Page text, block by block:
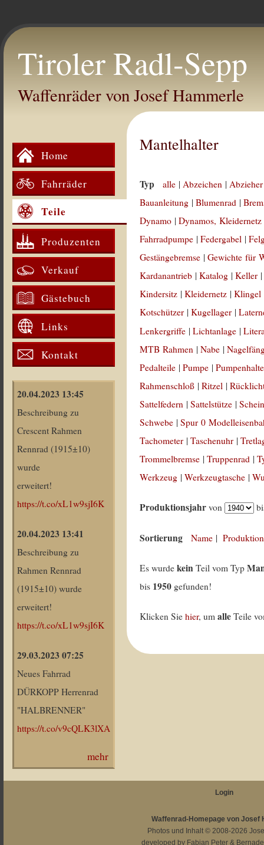
Tiroler Radl-Sepp
Waffenräder von Josef Hammerle
Home
Fahrräder
Teile
Produzenten
Verkauf
Gästebuch
Links
Kontakt
20.04.2023 13:45
Beschreibung zu
Crescent Rahmen
Rennrad (1915±10)
wurde
erweitert!
https://t.co/xL1w9sjI6K
20.04.2023 13:41
Beschreibung zu
Rahmen Rennrad
(1915±10) wurde
erweitert!
https://t.co/xL1w9sjI6K
29.03.2023 07:25
Neues Fahrrad
DÜRKOPP Herrenrad
"HALBRENNER"
https://t.co/v9cQLK3lXA
mehr
Mantelhalter
Typ alle |Abzeichen |
Bauanleitung |Blumenrad |
Dynamo |Dynamos, Kleidernetz
Fahrradpumpe |Federgabel |
Gestängebremse |Gewichte für
Kardanantrieb |Katalog |Keller
Kindersitz |Kleidernetz |Klingel
Kotschützer |Kugellager |
Lenkergriffe |Lichtanlage |
MTB Rahmen |Nabe |
Pedalteile |Pumpe |
Rahmenschloß |Ritzel |
Sattelfedern |Sattelstütze |
Schwebe |Spur 0
Tachometer |Taschenuhr |
Trommelbremse |Truppenrad |
Werkzeug |Werkzeugtasche |
Produktionsjahr von
Sortierung Name |
Es wurdekein Teil vom Typ
bis 1950 gefunden!
Klicken Siehier, umalle Teile
Login
Waffenrad-Homepage von Josef
Photos und Inhalt © 2008-2026
developed by Fabian Peter &